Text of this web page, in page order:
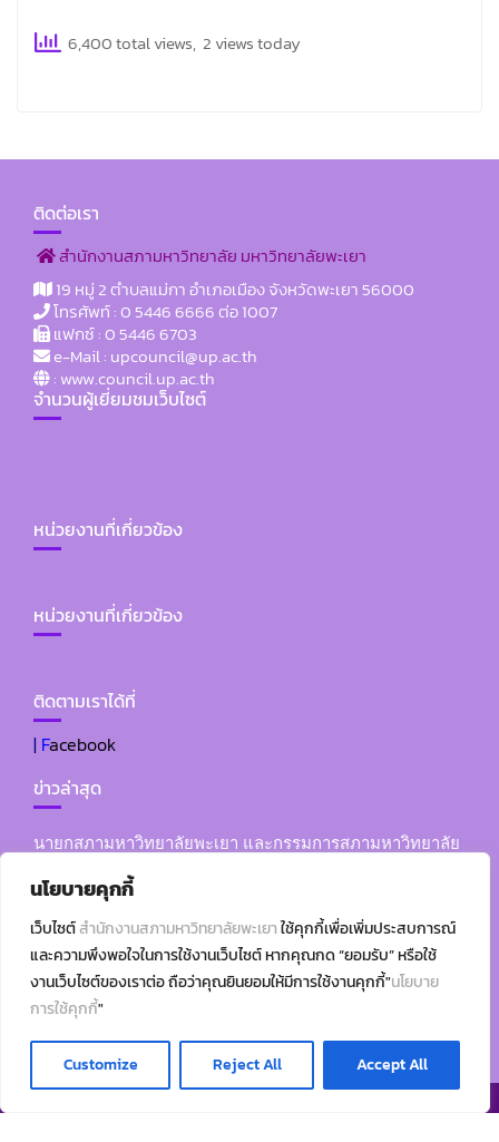
นโยบายคุกกี้
เว็บไซต์สำนักงานสภามหาวิทยาลัยพะเยาใช้คุกกี้เพื่อเพิ่มประสบการณ์
และความพึงพอใจในการใช้งานเว็บไซต์ หากคุณกด “ยอมรับ” หรือใช้
งานเว็บไซต์ของเราต่อ ถือว่าคุณยินยอมให้มีการใช้งานคุกกี้"นโยบาย
การใช้คุกกี้"
Customize Reject All Accept All
6,400 total views, 2 views today
ติดต่อเรา
สำนักงานสภามหาวิทยาลัย มหาวิทยาลัยพะเยา
19 หมู่ 2 ตำบลแม่กา อำเภอเมือง จังหวัดพะเยา 56000
โทรศัพท์ : 0 5446 6666 ต่อ 1007
แฟกซ์ : 0 5446 6703
e-Mail : upcouncil@up.ac.th
: www.council.up.ac.th
จำนวนผู้เยี่ยมชมเว็บไซต์
หน่วยงานที่เกี่ยวข้อง
หน่วยงานที่เกี่ยวข้อง
ติดตามเราได้ที่
| Facebook
ข่าวล่าสุด
นายกสภามหาวิทยาลัยพะเยา และกรรมการสภามหาวิทยาลัย
ทร วิ. (พระอาจารย์พบโชค ติสฺสวํโส) ในโอกาส มหาวิทยาลัย
พะเยาถวายปริญญาปรัชญาดุษฎีบัณฑิตกิตติมศักดิ์ สาขาวิชา
นิติศาสตร์ ประจำปีการศึกษา 2566
2. คำสั่งมหาวิทยาลัยพะเยา ที่ 361/2568 เรื่อง แต่งตั้งคณะ
กรรมการประเมินเพื่อแต่งตั้งผู้อำนวยการสำนักงานสภา
มหาวิทยาลัยพะเยา